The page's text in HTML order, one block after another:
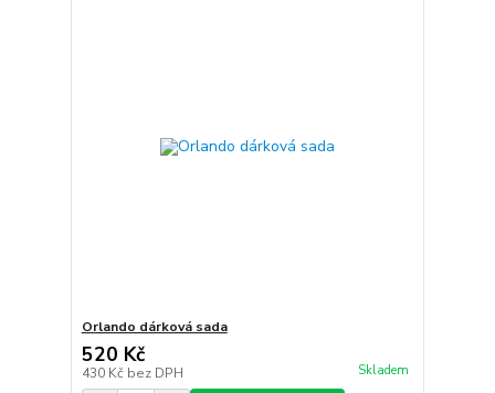
Orlando dárková sada
520 Kč
430 Kč bez DPH Skladem